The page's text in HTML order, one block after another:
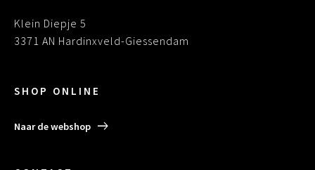
Klein Diepje 5
3371 AN Hardinxveld-Giessendam
SHOP ONLINE
Naar de webshop